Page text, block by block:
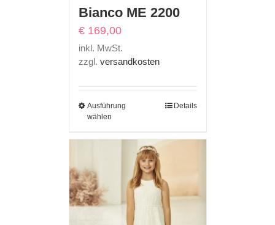
Bianco ME 2200
€169,00
inkl. MwSt.
zzgl. versandkosten
Ausführung
wählen
Details